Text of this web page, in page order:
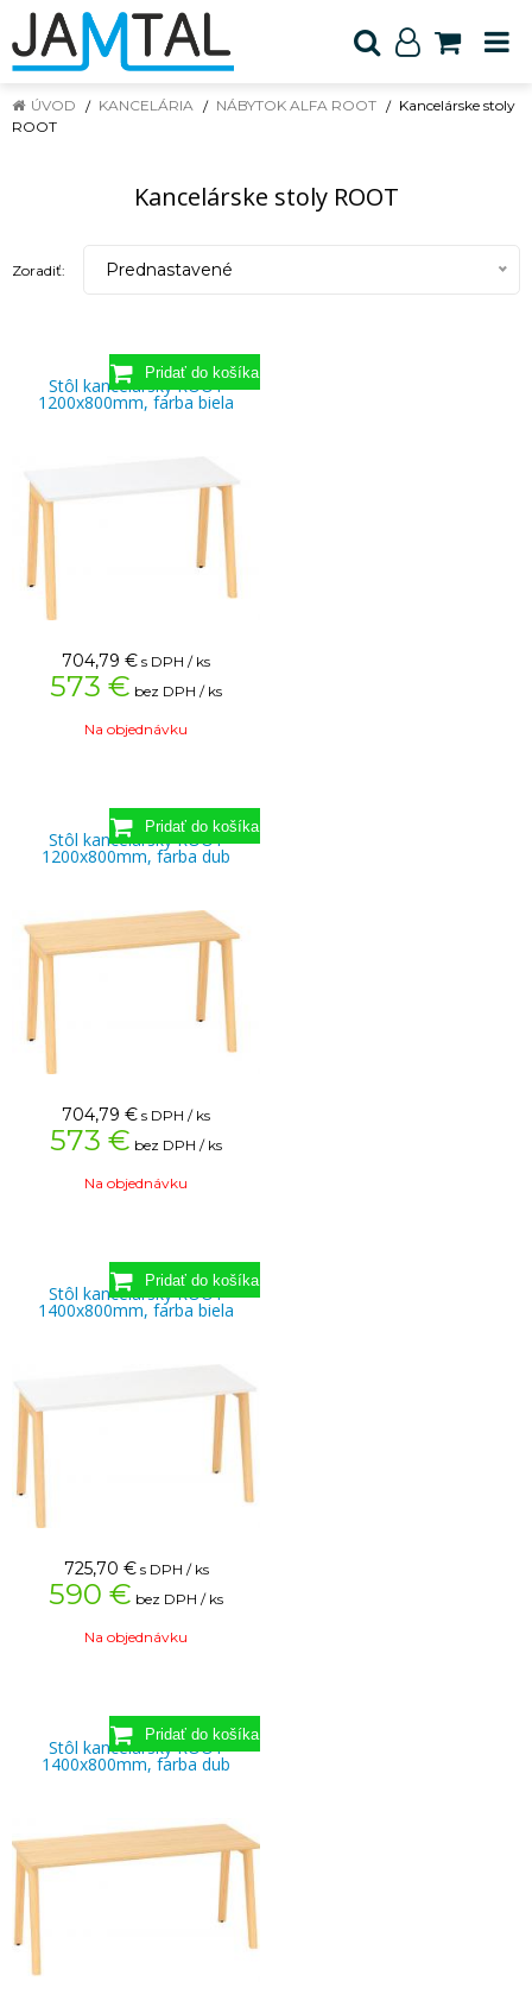
ÚVOD KANCELÁRIA NÁBYTOK ALFA ROOT
Kancelárske stoly
ROOT
Kancelárske stoly ROOT
Zoradiť: Prednastavené
Stôl kancelársky ROOT
1200x800mm, farba biela
704,79 € s DPH / ks
573 € bez DPH / ks
Na objednávku
Stôl kancelársky ROOT
1200x800mm, farba dub
704,79 € s DPH / ks
573 € bez DPH / ks
Na objednávku
Stôl kancelársky ROOT
1400x800mm, farba biela
725,70 € s DPH / ks
590 € bez DPH / ks
Na objednávku
Stôl kancelársky ROOT
1400x800mm, farba dub